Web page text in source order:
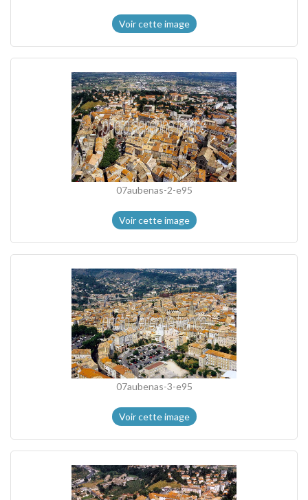
Voir cette image
07aubenas-2-e95
Voir cette image
07aubenas-3-e95
Voir cette image